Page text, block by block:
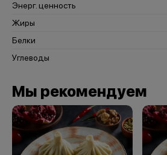
Энерг. ценность
Жиры
Белки
Углеводы
Мы рекомендуем